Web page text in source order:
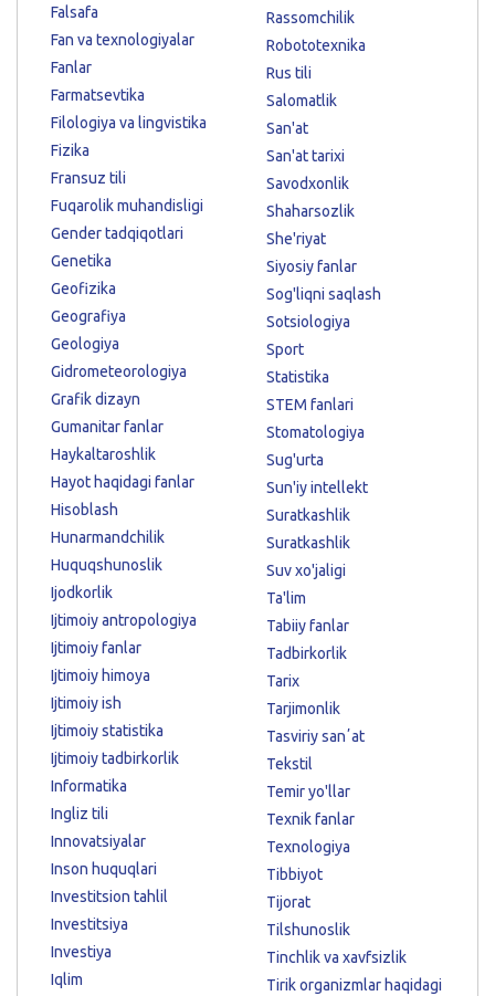
Falsafa
Fan va texnologiyalar
Fanlar
Farmatsevtika
Filologiya va lingvistika
Fizika
Fransuz tili
Fuqarolik muhandisligi
Gender tadqiqotlari
Genetika
Geofizika
Geografiya
Geologiya
Gidrometeorologiya
Grafik dizayn
Gumanitar fanlar
Haykaltaroshlik
Hayot haqidagi fanlar
Hisoblash
Hunarmandchilik
Huquqshunoslik
Ijodkorlik
Ijtimoiy antropologiya
Ijtimoiy fanlar
Ijtimoiy himoya
Ijtimoiy ish
Ijtimoiy statistika
Ijtimoiy tadbirkorlik
Informatika
Ingliz tili
Innovatsiyalar
Inson huquqlari
Investitsion tahlil
Investitsiya
Investiya
Iqlim
Rassomchilik
Robototexnika
Rus tili
Salomatlik
San'at
San'at tarixi
Savodxonlik
Shaharsozlik
She'riyat
Siyosiy fanlar
Sog'liqni saqlash
Sotsiologiya
Sport
Statistika
STEM fanlari
Stomatologiya
Sug'urta
Sun'iy intellekt
Suratkashlik
Suratkashlik
Suv xo'jaligi
Ta'lim
Tabiiy fanlar
Tadbirkorlik
Tarix
Tarjimonlik
Tasviriy sanʼat
Tekstil
Temir yo'llar
Texnik fanlar
Texnologiya
Tibbiyot
Tijorat
Tilshunoslik
Tinchlik va xavfsizlik
Tirik organizmlar haqidagi